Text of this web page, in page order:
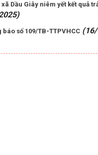
xã Dầu Giây niêm yết kết quả
báo số 109/TB-TTPVHCC